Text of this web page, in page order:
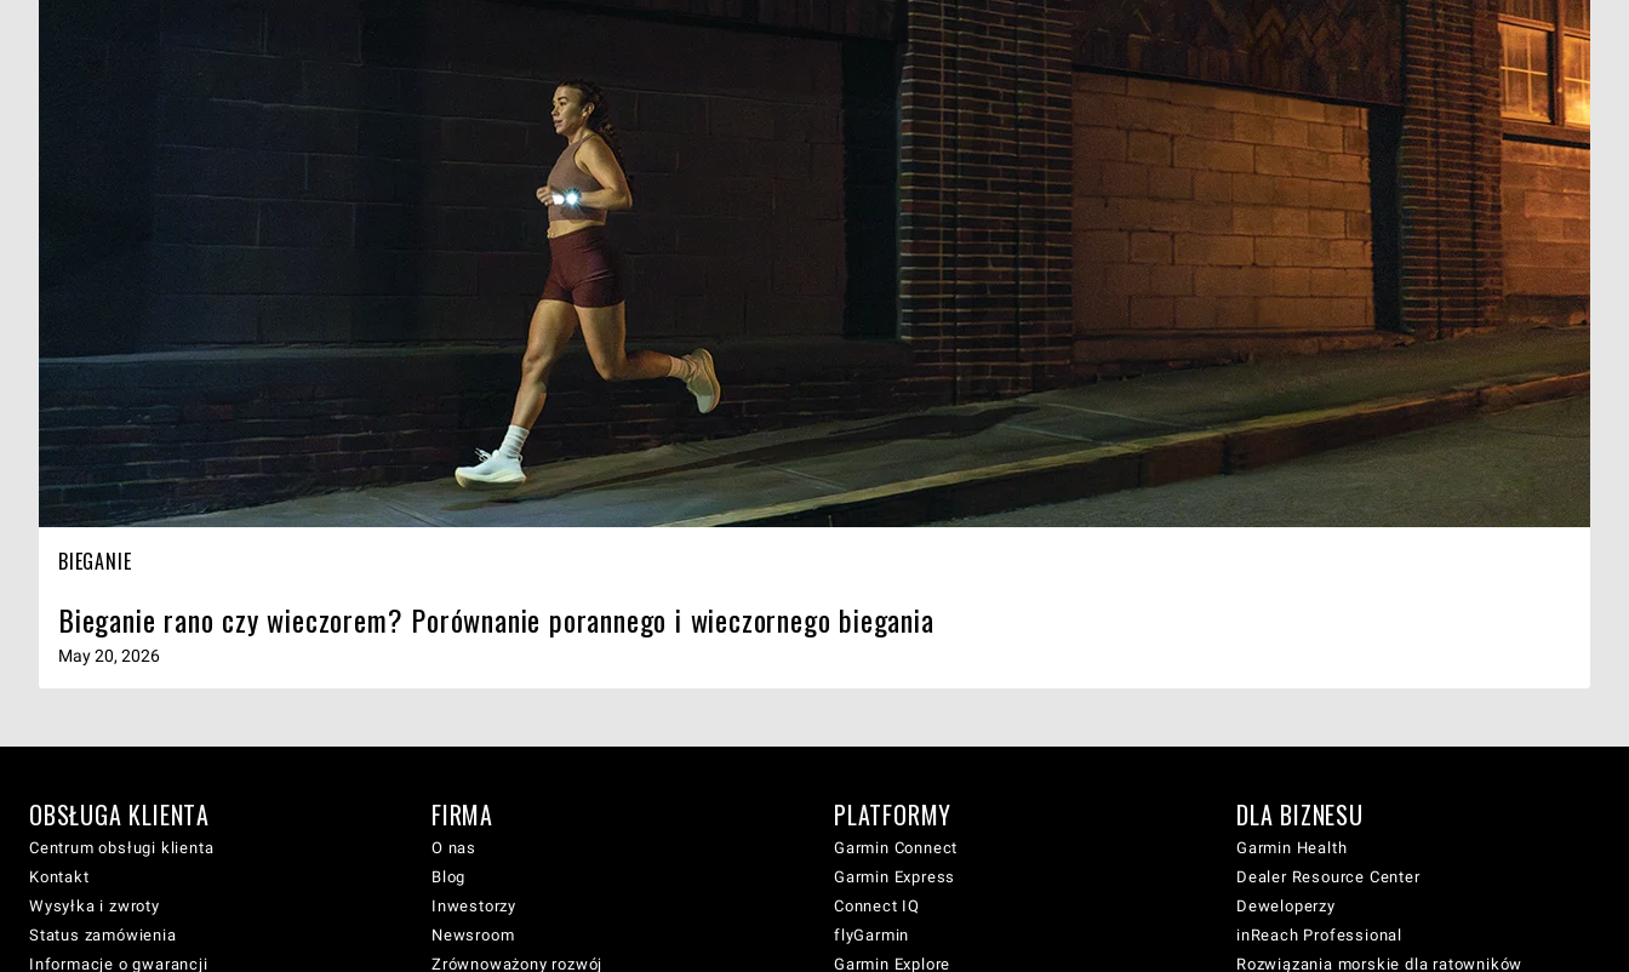
BIEGANIE
Bieganie rano czy wieczorem? Porównanie porannego i wieczornego biegania
May 20, 2026
OBSŁUGA KLIENTA
Centrum obsługi klienta
Kontakt
Wysyłka i zwroty
Status zamówienia
Informacje o gwarancji
FIRMA
O nas
Blog
Inwestorzy
Newsroom
Zrównoważony rozwój
PLATFORMY
Garmin Connect
Garmin Express
Connect IQ
flyGarmin
Garmin Explore
DLA BIZNESU
Garmin Health
Dealer Resource Center
Deweloperzy
inReach Professional
Rozwiązania morskie dla ratowników